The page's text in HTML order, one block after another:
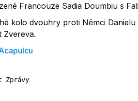
Francouze Sadia Doumbiu s
kolo dvouhry proti Němci
Zvereva.
Zprávy